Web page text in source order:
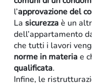
l’approvazione del
La sicurezza è un
dell’appartamento
che tutti i lavori
norme in materia e
qualificata.
Infine, le